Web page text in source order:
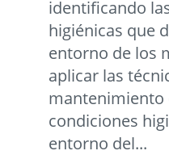
identificando
higiénicas que
entorno de los
aplicar las
mantenimiento
condiciones
entorno del...